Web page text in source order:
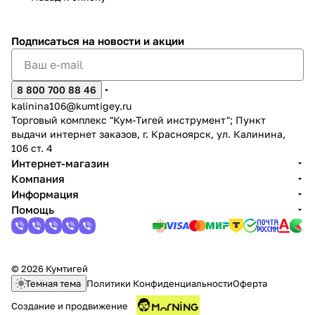
Подписаться на новости и акции
8 800 700 88 46
kalinina106@kumtigey.ru
Торговый комплекс "Кум-Тигей инструмент"; Пункт
выдачи интернет заказов, г. Красноярск, ул. Калинина,
106 ст. 4
Интернет-магазин
Компания
Информация
Помощь
© 2026 Кумтигей
Темная тема Политики КонфиденциальностиОферта
Создание и продвижение